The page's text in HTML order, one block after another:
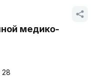
медико-
28